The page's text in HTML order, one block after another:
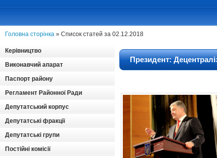
Головна сторінка » Список статей за 02.12.2018
Керівництво
Виконавчий апарат
Паспорт району
Регламент Районної Ради
Депутатський корпус
Депутатські фракції
Депутатські групи
Постійні комісії
Президент: